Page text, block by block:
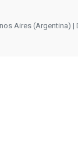
Aires (Argentina) |